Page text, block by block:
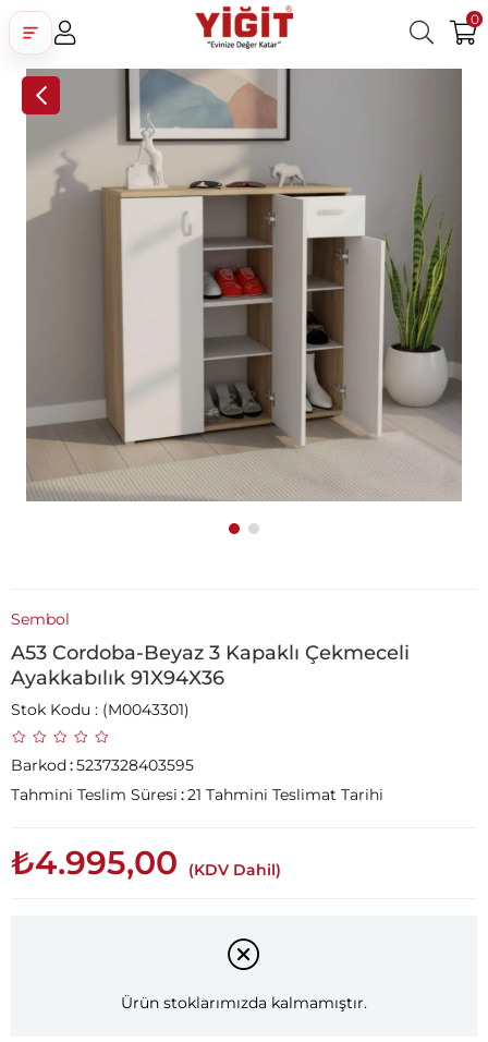
0
Üye Ol Facebook İle Bağlan
Google İle Bağlan
Sembol
A53 Cordoba-Beyaz 3 Kapaklı Çekmeceli
Ayakkabılık 91X94X36
Stok Kodu (M0043301)
Barkod:5237328403595
Tahmini Teslim Süresi :21 Tahmini Teslimat Tarihi
₺4.995,00 (KDV Dahil)
Ürün stoklarımızda kalmamıştır.